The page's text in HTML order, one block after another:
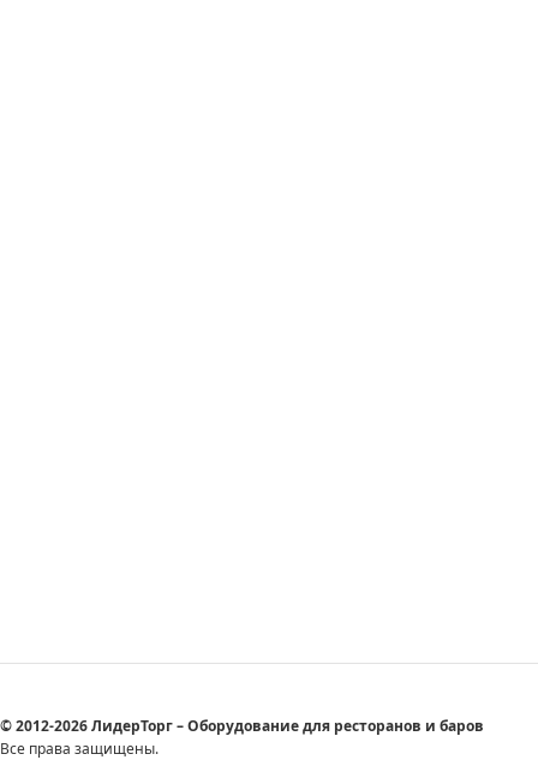
© 2012-2026 ЛидерТорг – Оборудование для ресторанов и баров
Все права защищены.